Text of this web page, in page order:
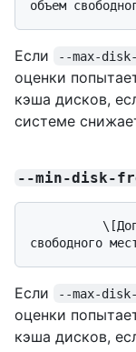
Если --max-
оценки
кэша дисков,
системе
--min-disk-
Если --max-
оценки
кэша дисков,